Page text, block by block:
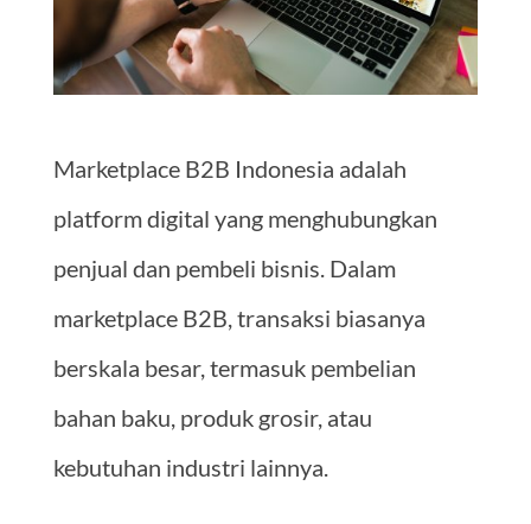
Marketplace B2B Indonesia adalah
platform digital yang menghubungkan
penjual dan pembeli bisnis. Dalam
marketplace B2B, transaksi biasanya
berskala besar, termasuk pembelian
bahan baku, produk grosir, atau
kebutuhan industri lainnya.